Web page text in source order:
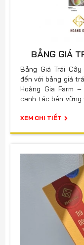
BẢNG GIÁ
Bảng Giá Trái
đến với bảng giá
Hoàng Gia Farm
canh tác bền
theo từng loại sản
cạnh tranh, ổn định theo mùa.
theo vùng trồng –
tin rằng "Chất
thật" sẽ luôn là
niềm tin của bạn.
XEM CHI TIẾT